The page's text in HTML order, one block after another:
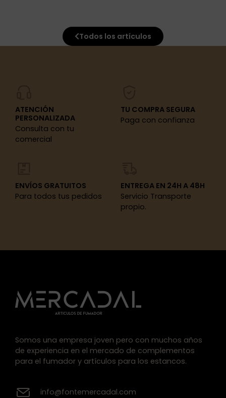
Todos los artículos
ATENCIÓN
PERSONALIZADA
Consulta con tu
comercial
TU COMPRA SEGURA
Paga con confianza
ENVÍOS GRATUITOS
Para todos tus pedidos
ENTREGA EN 24H A 48H
Servicio Transporte
propio.
Somos una empresa joven pero con muchos años
de experiencia en el mercado de complementos
para el fumador y artículos para los estancos.
info@fontemercadal.com